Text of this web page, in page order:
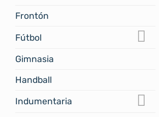
Frontón
Fútbol
Gimnasia
Handball
Indumentaria